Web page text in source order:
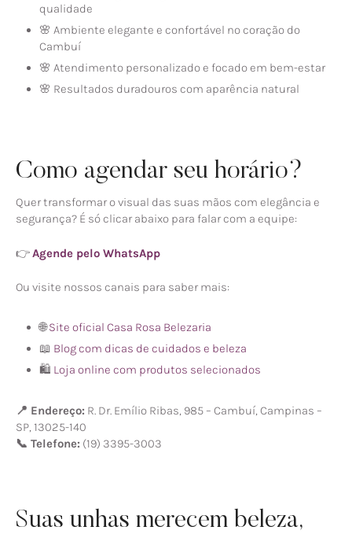
qualidade
🌸 Ambiente elegante e confortável no coração do
Cambuí
🌸 Atendimento personalizado e focado em bem-estar
🌸 Resultados duradouros com aparência natural
Como agendar seu horário?
Quer transformar o visual das suas mãos com elegância e
segurança? É só clicar abaixo para falar com a equipe:
👉Agende pelo WhatsApp
Ou visite nossos canais para saber mais:
🌐Site oficial Casa Rosa Belezaria
📖 Blog com dicas de cuidados e beleza
🛍️ Loja online com produtos selecionados
📍 Endereço: R. Dr. Emílio Ribas, 985 – Cambuí, Campinas –
SP, 13025-140
📞 Telefone: (19) 3395-3003
Suas unhas merecem beleza,